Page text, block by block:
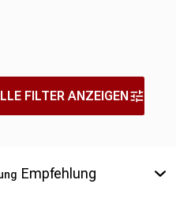
FILTER ANZEIGEN